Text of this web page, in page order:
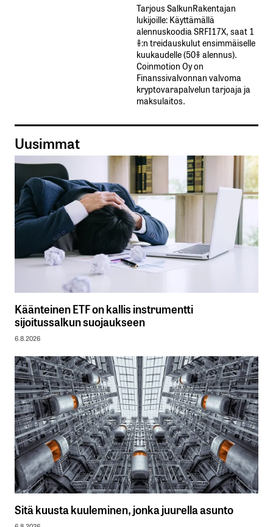
Tarjous SalkunRakentajan
lukijoille: Käyttämällä​ ​
alennuskoodia​ ​SRFI17X,​ ​saat​ ​1
%:n treidauskulut​ ​ensimmäiselle​ ​
kuukaudelle​ ​(50%​ ​alennus).
Coinmotion Oy on
Finanssivalvonnan valvoma
kryptovarapalvelun tarjoaja ja
maksulaitos.
Uusimmat
Käänteinen ETF on kallis instrumentti
sijoitussalkun suojaukseen
6.8.2026
Sitä kuusta kuuleminen, jonka juurella asunto